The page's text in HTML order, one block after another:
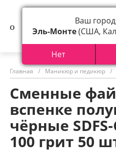
Главная / Маникюр и педикюр /
Сменные
вспенке
чёрные SDFS-
100 грит 50
Ваш город
Эль-Монте(США,
Нет